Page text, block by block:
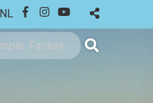
NL
FACEBOOK
INSTAGRAM
YOUTUBE